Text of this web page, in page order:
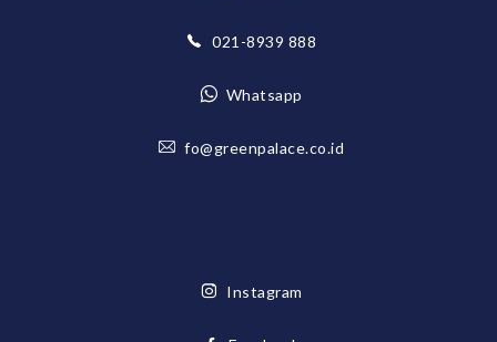
021-8939 888
Whatsapp
fo@greenpalace.co.id
Instagram